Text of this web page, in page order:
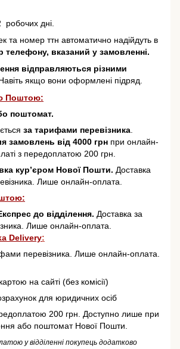
робочих дні.
та номер ттн автоматично надійдуть в
телефону, вказаний у замовленні.
відправляються різними
якщо вони оформлені підряд.
Поштою:
поштомат.
за тарифами перевізника
замовлень від 4000 грн при онлайн-
з передоплатою 200 грн.
кур’єром Нової Пошти. Доставка
Лише онлайн-оплата.
до відділення. Доставка за
Лише онлайн-оплата.
Delivery:
перевізника. Лише онлайн-оплата.
на сайті (без комісії)
для юридичних осіб
200 грн. Доступно лише при
або поштомат Нової Пошти.
у відділенні покупець додатково